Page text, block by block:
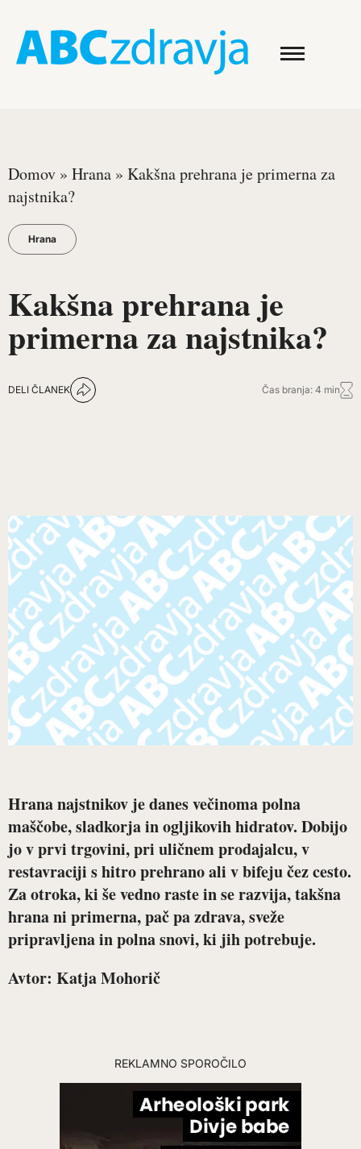
Domov » Hrana » Kakšna prehrana je primerna za
najstnika?
Hrana
Kakšna prehrana je
primerna za najstnika?
DELI ČLANEK Čas branja: 4 min
Hrana najstnikov je danes večinoma polna
maščobe, sladkorja in ogljikovih hidratov. Dobijo
jo v prvi trgovini, pri uličnem prodajalcu, v
restavraciji s hitro prehrano ali v bifeju čez cesto.
Za otroka, ki še vedno raste in se razvija, takšna
hrana ni primerna, pač pa zdrava, sveže
pripravljena in polna snovi, ki jih potrebuje.
Avtor: Katja Mohorič
REKLAMNO SPOROČILO